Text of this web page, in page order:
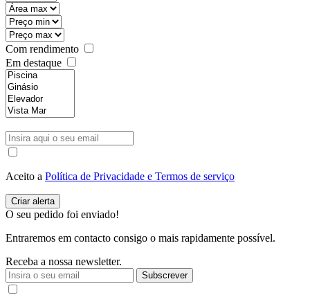
Com rendimento
Em destaque
Aceito a Política de Privacidade e Termos de serviço
O seu pedido foi enviado!
Entraremos em contacto consigo o mais rapidamente possível.
Receba a nossa newsletter.
Subscrever